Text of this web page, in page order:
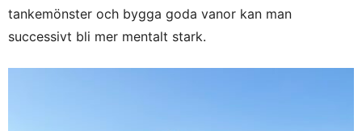
tankemönster och bygga goda vanor kan man
successivt bli mer mentalt stark.